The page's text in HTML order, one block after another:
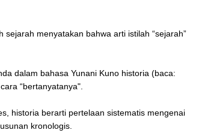
menyatakan bahwa arti istilah “sejarah”
dalam bahasa Yunani Kuno historia (baca:
“bertanyatanya".
historia berarti pertelaan sistematis mengenai
kronologis.